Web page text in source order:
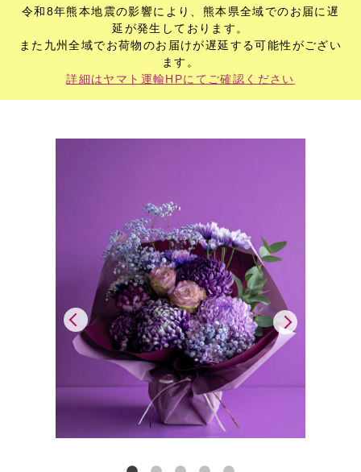
令和8年熊本地震の影響により、熊本県全域でのお届に遅
延が発生しております。
また九州全域でお荷物のお届けが遅延する可能性がござい
ます。
詳細はヤマト運輸HPにてご確認ください